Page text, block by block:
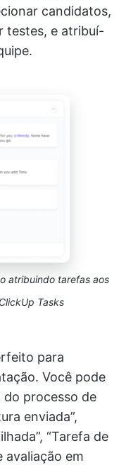
candidatos,
testes, e atribuí-
atribuindo tarefas aos
Tasks
para
Você pode
do processo de
enviada”,
“Tarefa de
avaliação em